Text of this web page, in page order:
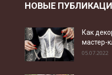
НОВЫЕ
Как
мастер-
05.07.2022